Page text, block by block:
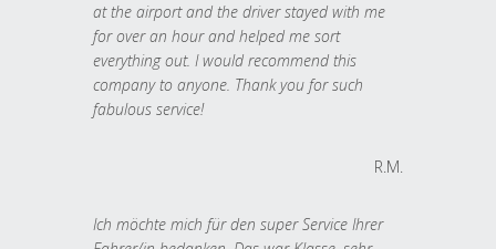
at the airport and the driver stayed with me
for over an hour and helped me sort
everything out. I would recommend this
company to anyone. Thank you for such
fabulous service!
R.M.
Ich möchte mich für den super Service Ihrer